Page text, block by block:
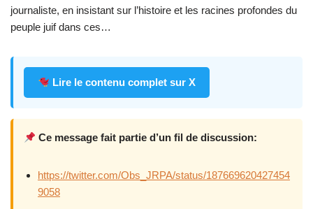
journaliste, en insistant sur l’histoire et les racines profondes du
peuple juif dans ces…
Lire le contenu complet sur X
Ce message fait partie d’un fil de discussion:
https://twitter.com/Obs_JRPA/status/187669620427454
9058